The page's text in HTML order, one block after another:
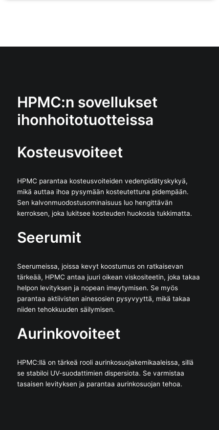
HPMC:n sovellukset
ihonhoitotuotteissa
Kosteusvoiteet
HPMC parantaa kosteusvoiteiden vedenpidätyskykyä,
mikä auttaa ihoa pysymään kosteutettuna pidempään.
Sen kalvonmuodostusominaisuus luo hengittävän
kerroksen, joka lukitsee kosteuden huokosia tukkimatta.
Seerumit
Seerumeissa, joissa kevyt koostumus on ratkaisevan
tärkeää, HPMC antaa juuri oikean viskositeetin, joka takaa
helpon levityksen ja nopean imeytymisen. Se myös
parantaa aktiivisten ainesosien pysyvyyttä, mikä takaa
niiden tehokkuuden säilymisen.
Aurinkovoiteet
HPMC:llä on tärkeä rooli aurinkosuojakemikaaleissa, sillä
se stabiloi UV-suodattimien dispersiota. Se varmistaa
tasaisen levityksen ja parantaa aurinkosuojan tehoa.